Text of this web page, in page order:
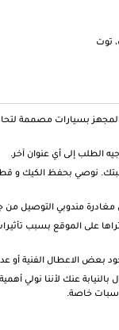
توت
بسيارات مصممة
الطلب إلى أي عنوان آخر.
نوصي بحفظ الكيك و
مندوبي التوصيل من
على الموقع بسبب
بعض الاعطال الفنية أو
بالنيابة عنك لأننا نولي
خاصة.